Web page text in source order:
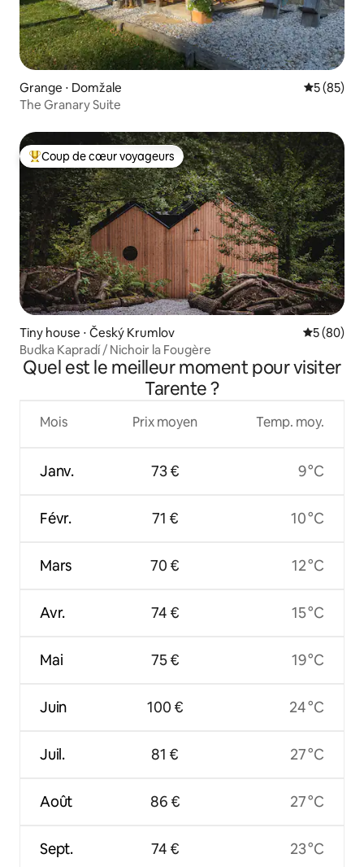
Grange ⋅ Domžale
5 (85)
The Granary Suite
Coups de cœur voyageurs les plus appréciés
Coup de cœur voyageurs
Tiny house ⋅ Český Krumlov
5 (80)
Budka Kapradí / Nichoir la Fougère
Quel est le meilleur moment pour visiter
Tarente ?
Mois
Janv.
Févr.
Mars
Avr.
Mai
Juin
Juil.
Août
Sept.
Prix moyen
73 €
71 €
70 €
74 €
75 €
100 €
81 €
86 €
74 €
Temp. moy.
9 °C
10 °C
12 °C
15 °C
19 °C
24 °C
27 °C
27 °C
23 °C